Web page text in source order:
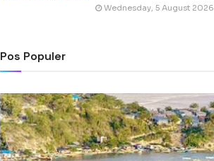
Wednesday, 5 August 2026
Pos Populer